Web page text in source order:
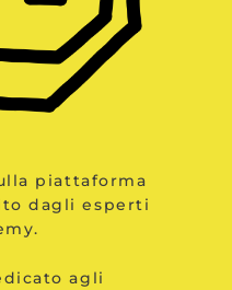
piattaforma
dagli esperti
agli